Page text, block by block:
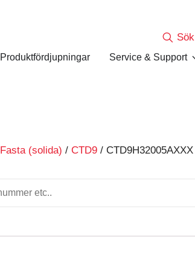
Sök
Produktfördjupningar Service & Support
Fasta (solida) / CTD9 / CTD9H32005AXXX